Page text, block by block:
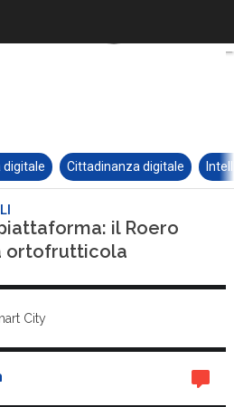
digitale Cittadinanza digitale
il Roero
ortofrutticola
City